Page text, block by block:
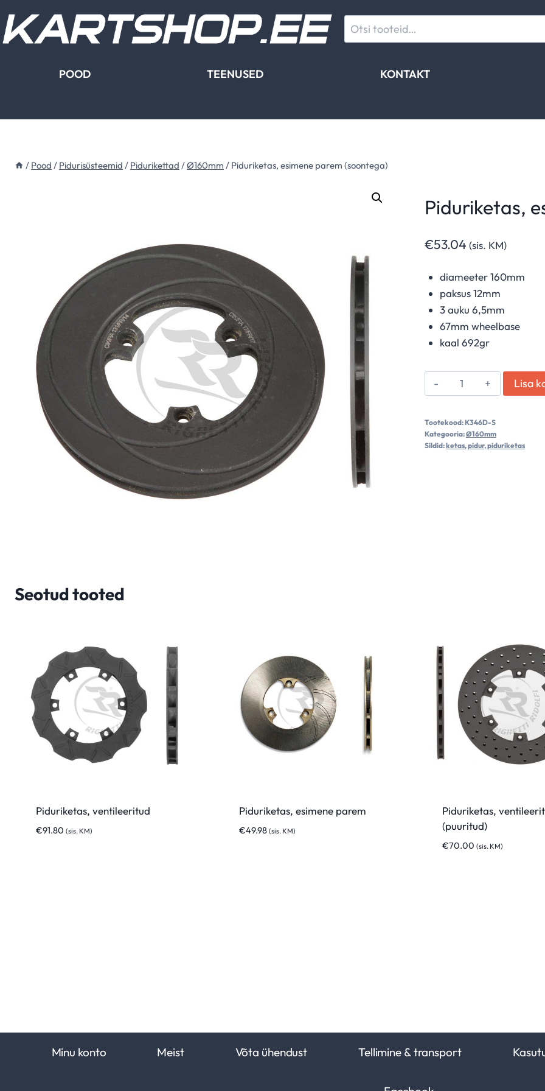
to
content
Otsi:
POOD TEENUSED KONTAKT
/ Pood / Pidurisüsteemid / Pidurikettad /Ø160mm / Piduriketas, esimene parem (soontega)
Piduriketas,
€53.04 (sis. KM)
diameeter 160mm
paksus 12mm
3 auku 6,5mm
67mm wheelbase
kaal 692gr
Piduriketas,
esimene
(soontega)
kogus
Lisa
Tootekood:K346D-S
Kategooria:Ø160mm
Sildid:ketas,pidur,piduriketas
Seotud tooted
Piduriketas, ventileeritud
€91.80 (sis. KM)
Piduriketas, esimene parem
€49.98 (sis. KM)
Piduriketas,
(puuritud)
€70.00 (sis. KM)
Minu konto Meist Võta ühendust Tellimine & transport